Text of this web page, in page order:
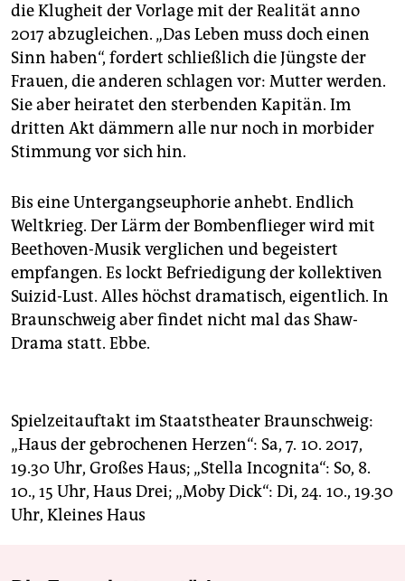
die Klugheit der Vorlage mit der Realität anno
2017 abzugleichen. „Das Leben muss doch einen
Sinn haben“, fordert schließlich die Jüngste der
Frauen, die anderen schlagen vor: Mutter werden.
Sie aber heiratet den sterbenden Kapitän. Im
dritten Akt dämmern alle nur noch in morbider
Stimmung vor sich hin.
Bis eine Untergangseuphorie anhebt. Endlich
Weltkrieg. Der Lärm der Bombenflieger wird mit
Beethoven-Musik verglichen und begeistert
empfangen. Es lockt Befriedigung der kollektiven
Suizid-Lust. Alles höchst dramatisch, eigentlich. In
Braunschweig aber findet nicht mal das Shaw-
Drama statt. Ebbe.
Spielzeitauftakt im Staatstheater Braunschweig:
„Haus der gebrochenen Herzen“: Sa, 7. 10. 2017,
19.30 Uhr, Großes Haus; „Stella Incognita“: So, 8.
10., 15 Uhr, Haus Drei; „Moby Dick“: Di, 24. 10., 19.30
Uhr, Kleines Haus